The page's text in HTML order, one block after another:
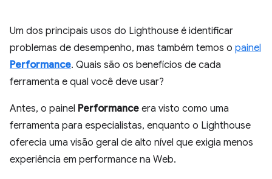
Um dos principais usos do Lighthouse é identificar
problemas de desempenho, mas também temos o painel
Performance. Quais são os benefícios de cada
ferramenta e qual você deve usar?
Antes, o painel Performance era visto como uma
ferramenta para especialistas, enquanto o Lighthouse
oferecia uma visão geral de alto nível que exigia menos
experiência em performance na Web.